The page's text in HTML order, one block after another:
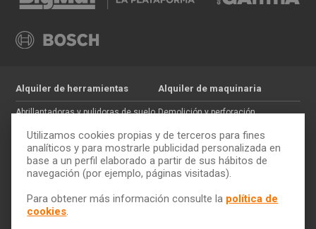
Alquiler de herramientas
Abrillantadoras y pulidoras de suelo
Tratamiento de maderas
Pintura y paredes
Electricidad
Alquiler de maquinaria
Demolición y perforación
Movimiento de tierras
Auxiliar de construcción
Trabajos en altura
Tarifas y ofertas
Utilizamos cookies propias y de terceros para fines
analíticos y para mostrarle publicidad personalizada en
base a un perfil elaborado a partir de sus hábitos de
navegación (por ejemplo, páginas visitadas).
Para obtener más información consulte la política de
cookies.